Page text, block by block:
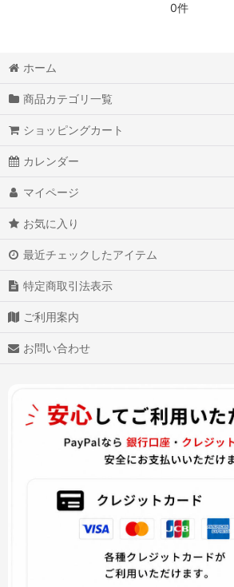
0件
ホーム
商品カテゴリ一覧
ショッピングカート
カレンダー
マイページ
お気に入り
最近チェックしたアイテム
特定商取引法表示
ご利用案内
お問い合わせ